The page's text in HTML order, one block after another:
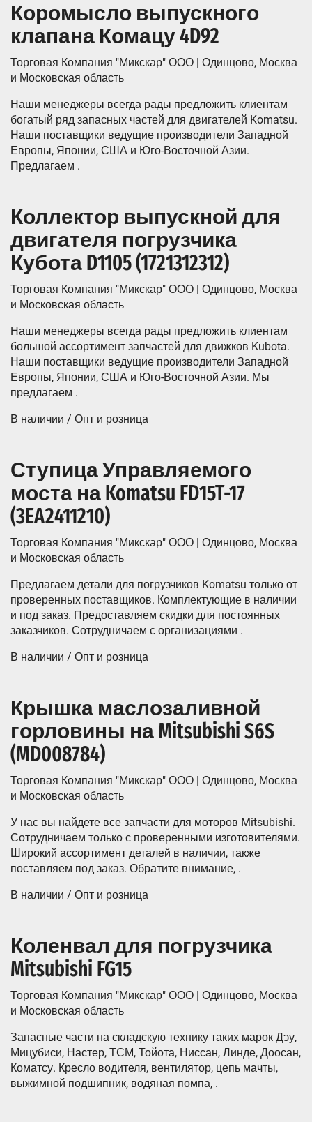
Коромысло выпускного
клапана Комацу 4D92
Торговая Компания "Микскар" ООО | Одинцово, Москва
и Московская область
Наши менеджеры всегда рады предложить клиентам
богатый ряд запасных частей для двигателей Komatsu.
Наши поставщики ведущие производители Западной
Европы, Японии, США и Юго-Восточной Азии.
Предлагаем .
Коллектор выпускной для
двигателя погрузчика
Кубота D1105 (1721312312)
Торговая Компания "Микскар" ООО | Одинцово, Москва
и Московская область
Наши менеджеры всегда рады предложить клиентам
большой ассортимент запчастей для движков Kubota.
Наши поставщики ведущие производители Западной
Европы, Японии, США и Юго-Восточной Азии. Мы
предлагаем .
В наличии / Опт и розница
Ступица Управляемого
моста на Komatsu FD15T-17
(3EA2411210)
Торговая Компания "Микскар" ООО | Одинцово, Москва
и Московская область
Предлагаем детали для погрузчиков Komatsu только от
проверенных поставщиков. Комплектующие в наличии
и под заказ. Предоставляем скидки для постоянных
заказчиков. Сотрудничаем с организациями .
В наличии / Опт и розница
Крышка маслозаливной
горловины на Mitsubishi S6S
(MD008784)
Торговая Компания "Микскар" ООО | Одинцово, Москва
и Московская область
У нас вы найдете все запчасти для моторов Mitsubishi.
Сотрудничаем только с проверенными изготовителями.
Широкий ассортимент деталей в наличии, также
поставляем под заказ. Обратите внимание, .
В наличии / Опт и розница
Коленвал для погрузчика
Mitsubishi FG15
Торговая Компания "Микскар" ООО | Одинцово, Москва
и Московская область
Запасные части на складскую технику таких марок Дэу,
Мицубиси, Настер, ТСМ, Тойота, Ниссан, Линде, Доосан,
Коматсу. Кресло водителя, вентилятор, цепь мачты,
выжимной подшипник, водяная помпа, .